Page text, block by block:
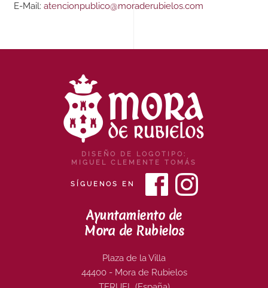
E-Mail: atencionpublico@moraderubielos.com
DISEÑO DE LOGOTIPO:
MIGUEL CLEMENTE TOMÁS
SÍGUENOS EN
Ayuntamiento de
Mora de Rubielos
Plaza de la Villa
44400 - Mora de Rubielos